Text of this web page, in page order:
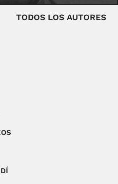
TODOS LOS AUTORES